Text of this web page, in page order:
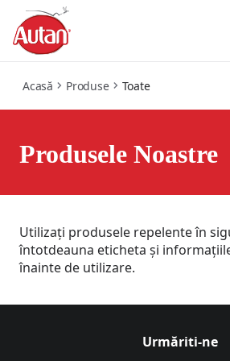
Acasă Produse Toate
Produsele Noastre
Utilizați produsele repelente în
întotdeauna eticheta și
înainte de utilizare.
Urmăriți-ne
Urmăriți
(Opens